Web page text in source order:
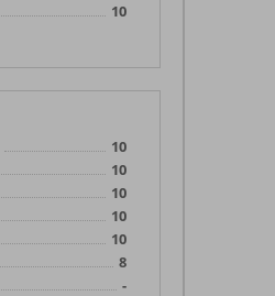
10
10
10
10
10
10
8
-